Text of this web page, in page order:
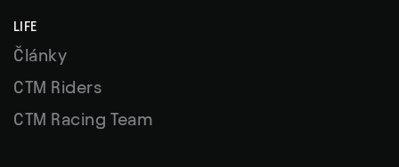
LIFE
Články
CTM Riders
CTM Racing Team